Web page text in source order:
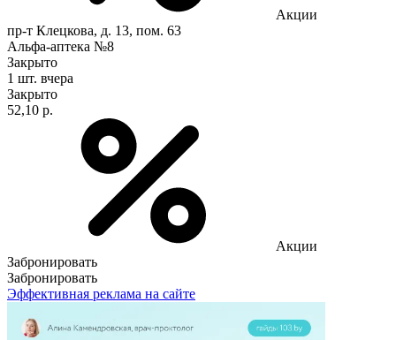
Акции
пр-т Клецкова, д. 13, пом. 63
Альфа-аптека №8
Закрыто
1 шт. вчера
Закрыто
52,10 р.
Акции
Забронировать
Забронировать
Эффективная реклама на сайте